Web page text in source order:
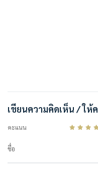
เขียนความคิดเห็น / ให้
คะแนน
ชื่อ